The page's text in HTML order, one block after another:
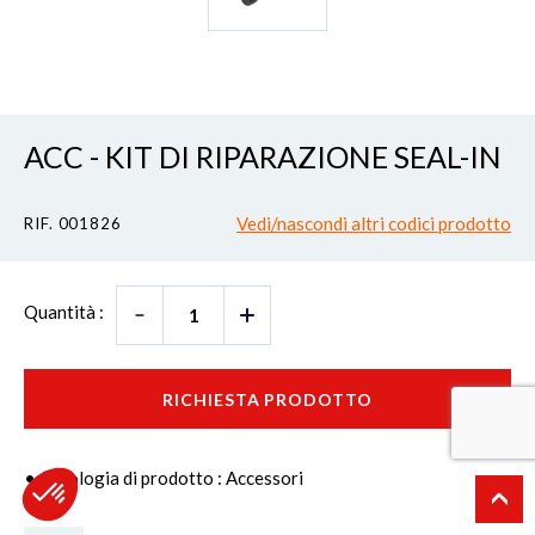
ACC - KIT DI RIPARAZIONE SEAL-IN
RIF. 001826 Vedi/nascondi altri codici prodotto
Quantità :
RICHIESTA PRODOTTO
Tipologia di prodotto : Accessori